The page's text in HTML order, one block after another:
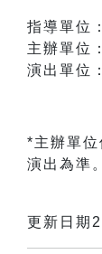
指導單位
主辦單位
演出單位
*主辦單
演出為準。
更新日期